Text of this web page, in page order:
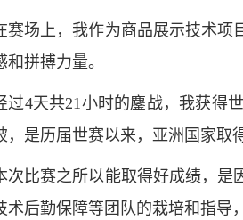
赛场上，我作为商品展示技术项
和拼搏力量。
过4天共21小时的鏖战，我获得
，是历届世赛以来，亚洲国家取
次比赛之所以能取得好成绩，是
术后勤保障等团队的栽培和指导